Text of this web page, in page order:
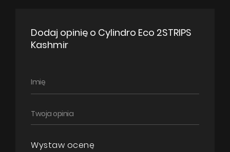
Dodaj opinię o Cylindro Eco 2STRIPS
Kashmir
Wystaw ocenę